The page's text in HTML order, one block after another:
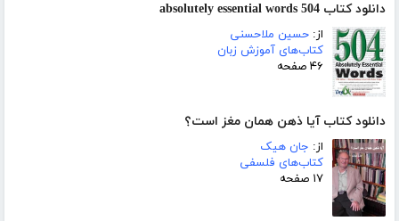
دانلود کتاب 504 absolutely essential words
از: حسین ملاحسنی
کتاب‌های آموزش زبان
۴۶ صفحه
دانلود کتاب آیا ذهن همان مغز است؟
از: جان هیک
کتاب‌های فلسفی
۱۷ صفحه